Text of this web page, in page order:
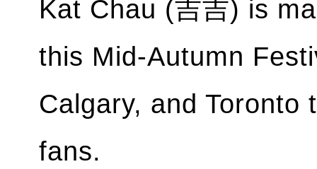
Kat Chau (吉吉) is
this Mid-Autumn
Calgary, and Toronto
fans.